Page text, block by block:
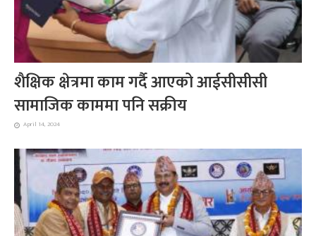
शैक्षिक क्षेत्रमा काम गर्दै आएको आईसीसीसी
सामाजिक काममा पनि सक्रीय
April 14, 2024